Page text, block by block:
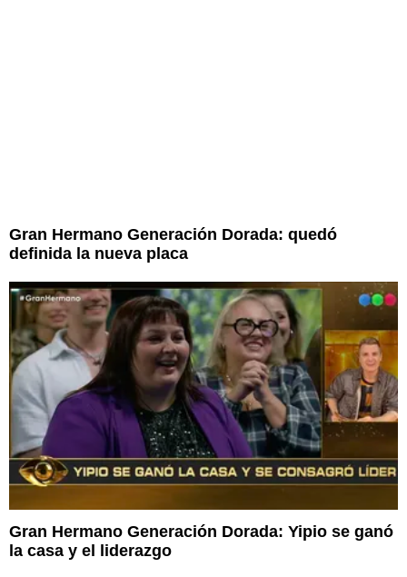
Gran Hermano Generación Dorada: quedó
definida la nueva placa
Gran Hermano Generación Dorada: Yipio se ganó
la casa y el liderazgo